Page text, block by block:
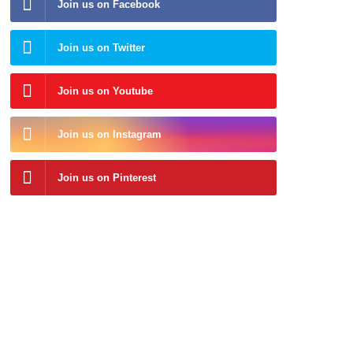
Join us on Facebook
Join us on Twitter
Join us on Youtube
Join us on Instagram
Join us on Pinterest